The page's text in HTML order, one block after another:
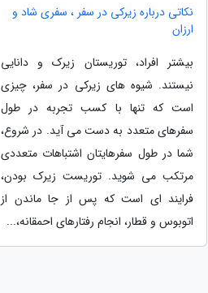
نکاتی درباره زیرکی در سفر ، سفری شاد و
ارزان
بیشتر افراد، توریستان زیرک و دانایی
نیستند. شیوه های زیرکی در سفر، چیزی
است که تنها با کسب تجربه در طول
سفرهای متعدد به دست می آید. در شروع،
شما در طول سفرهایتان اشتباهات متعددی
مرتکب می شوید. توریست زیرک بودن،
فرایند ای است که پس از جا ماندن از
اتوبوس و قطار، انجام رفتارهای احمقانه،...